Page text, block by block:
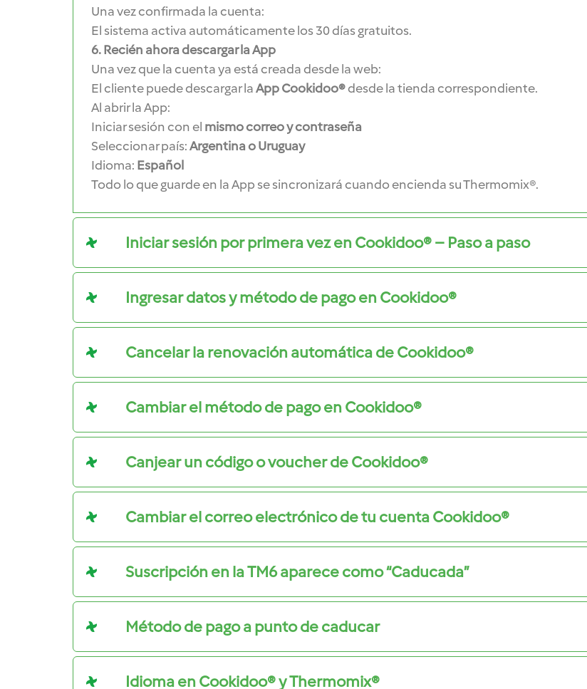
Una vez confirmada la cuenta:
El sistema activa automáticamente los 30 días gratuitos.
6. Recién ahora descargar la App
Una vez que la cuenta ya está creada desde la web:
El cliente puede descargar laApp Cookidoo®desde la tienda correspondiente.
Al abrir la App:
Iniciar sesión con el mismo correo y contraseña
Seleccionar país:Argentina o Uruguay
Idioma: Español
Todo lo que guarde en la App se sincronizará cuando encienda su Thermomix®.
Iniciar sesión por primera vez en Cookidoo® – Paso a paso
Ingresar datos y método de pago en Cookidoo®
Cancelar la renovación automática de Cookidoo®
Cambiar el método de pago en Cookidoo®
Canjear un código o voucher de Cookidoo®
Cambiar el correo electrónico de tu cuenta Cookidoo®
Suscripción en la TM6 aparece como “Caducada”
Método de pago a punto de caducar
Idioma en Cookidoo® y Thermomix®